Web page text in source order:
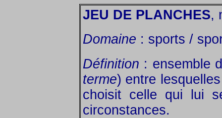
JEU DE PLANCHES,
Domaine : sports /
Définition : ensemble
terme) entre
choisit celle qui lui
circonstances.